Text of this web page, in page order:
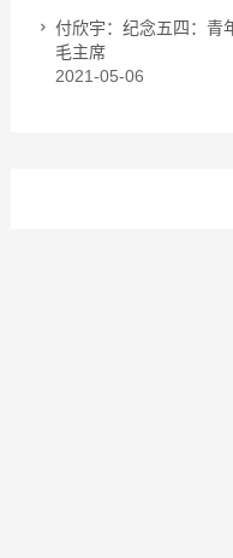
付欣宇：纪念五四：
毛主席
2021-05-06